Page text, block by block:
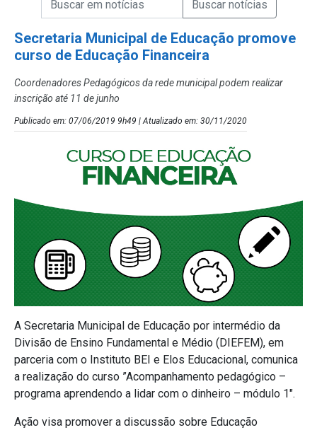
Secretaria Municipal de Educação promove
curso de Educação Financeira
Coordenadores Pedagógicos da rede municipal podem realizar
inscrição até 11 de junho
Publicado em: 07/06/2019 9h49 | Atualizado em: 30/11/2020
A Secretaria Municipal de Educação por intermédio da
Divisão de Ensino Fundamental e Médio (DIEFEM), em
parceria com o Instituto BEI e Elos Educacional, comunica
a realização do curso ”Acompanhamento pedagógico –
programa aprendendo a lidar com o dinheiro – módulo 1″.
Ação visa promover a discussão sobre Educação